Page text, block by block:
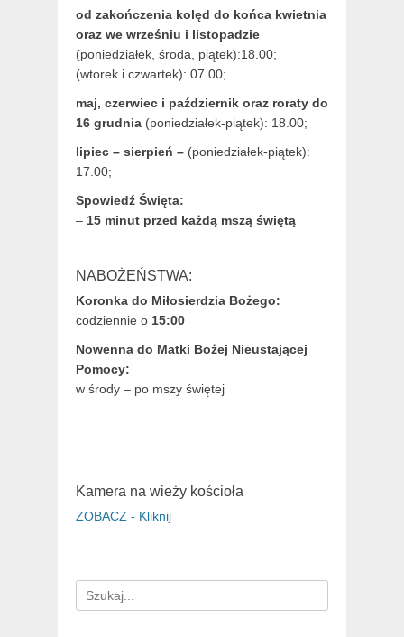
od zakończenia kolęd do końca kwietnia
oraz we wrześniu i listopadzie
(poniedziałek, środa, piątek):18.00;
(wtorek i czwartek): 07.00;
maj, czerwiec i październik oraz roraty do
16 grudnia (poniedziałek-piątek): 18.00;
lipiec – sierpień – (poniedziałek-piątek):
17.00;
Spowiedź Święta:
– 15 minut przed każdą mszą świętą
NABOŻEŃSTWA:
Koronka do Miłosierdzia Bożego:
codziennie o 15:00
Nowenna do Matki Bożej Nieustającej
Pomocy:
w środy – po mszy świętej
Kamera na wieży kościoła
ZOBACZ - Kliknij
Search
for: